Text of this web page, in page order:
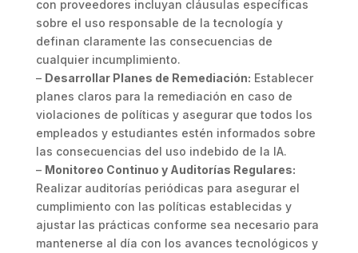
con proveedores incluyan cláusulas específicas
sobre el uso responsable de la tecnología y
definan claramente las consecuencias de
cualquier incumplimiento.
– Desarrollar Planes de Remediación: Establecer
planes claros para la remediación en caso de
violaciones de políticas y asegurar que todos los
empleados y estudiantes estén informados sobre
las consecuencias del uso indebido de la IA.
– Monitoreo Continuo y Auditorías Regulares:
Realizar auditorías periódicas para asegurar el
cumplimiento con las políticas establecidas y
ajustar las prácticas conforme sea necesario para
mantenerse al día con los avances tecnológicos y